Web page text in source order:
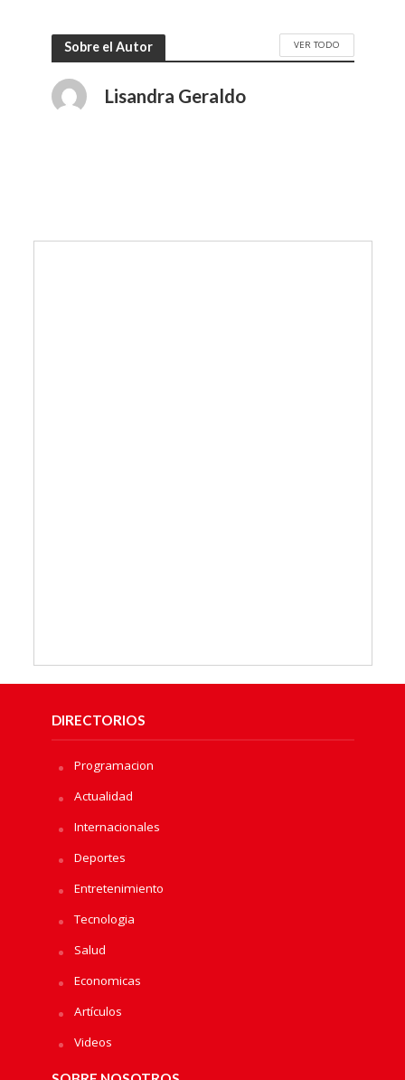
Sobre el Autor VER TODO
Lisandra Geraldo
DIRECTORIOS
Programacion
Actualidad
Internacionales
Deportes
Entretenimiento
Tecnologia
Salud
Economicas
Artículos
Videos